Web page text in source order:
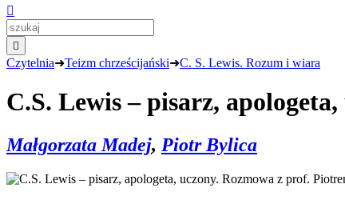


Czytelnia➜Teizm chrześcijański➜C. S. Lewis. Rozum i wiara
C.S. Lewis – pisarz,
Małgorzata Madej, Piotr Bylica